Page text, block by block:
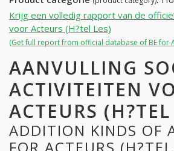
Krijg een volledig rapport van de
voor Acteurs (H?tel Les)
(Get full report from official database of BE for
AANVULLING
ACTIVITEITEN
ACTEURS
ADDITION KINDS OF
FOR ACTEURS